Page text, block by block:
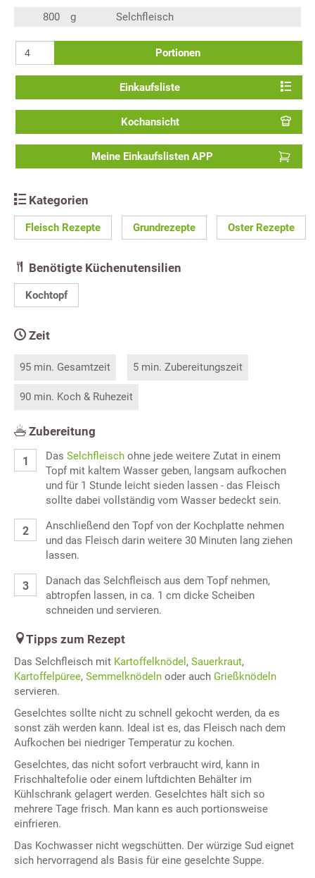
800 g Selchfleisch
Portionen
Einkaufsliste
Kochansicht
Meine Einkaufslisten APP
Kategorien
Fleisch Rezepte Grundrezepte Oster Rezepte
Benötigte Küchenutensilien
Kochtopf
Zeit
95 min. Gesamtzeit 5 min. Zubereitungszeit
90 min. Koch & Ruhezeit
Zubereitung
Das Selchfleisch ohne jede weitere Zutat in einem
Topf mit kaltem Wasser geben, langsam aufkochen
und für 1 Stunde leicht sieden lassen - das Fleisch
sollte dabei vollständig vom Wasser bedeckt sein.
Anschließend den Topf von der Kochplatte nehmen
und das Fleisch darin weitere 30 Minuten lang ziehen
lassen.
Danach das Selchfleisch aus dem Topf nehmen,
abtropfen lassen, in ca. 1 cm dicke Scheiben
schneiden und servieren.
Tipps zum Rezept
Das Selchfleisch mit Kartoffelknödel , Sauerkraut,
Kartoffelpüree, Semmelknödeln oder auch Grießknödeln
servieren.
Geselchtes sollte nicht zu schnell gekocht werden, da es
sonst zäh werden kann. Ideal ist es, das Fleisch nach dem
Aufkochen bei niedriger Temperatur zu kochen.
Geselchtes, das nicht sofort verbraucht wird, kann in
Frischhaltefolie oder einem luftdichten Behälter im
Kühlschrank gelagert werden. Geselchtes hält sich so
mehrere Tage frisch. Man kann es auch portionsweise
einfrieren.
Das Kochwasser nicht wegschütten. Der würzige Sud eignet
sich hervorragend als Basis für eine geselchte Suppe.